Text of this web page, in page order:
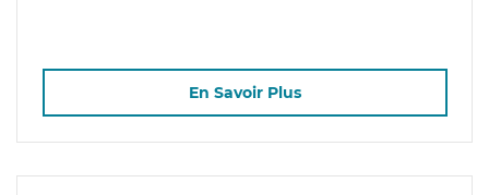
En Savoir Plus